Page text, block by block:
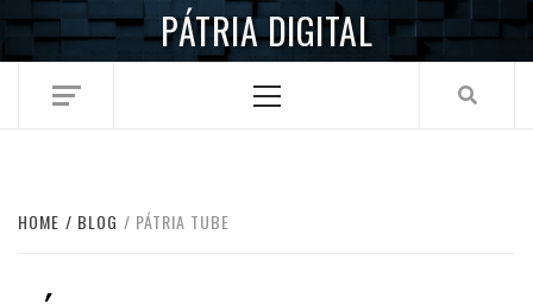
Skip
PÁTRIA DIGITAL
Menu
HOME BLOG PÁTRIA TUBE